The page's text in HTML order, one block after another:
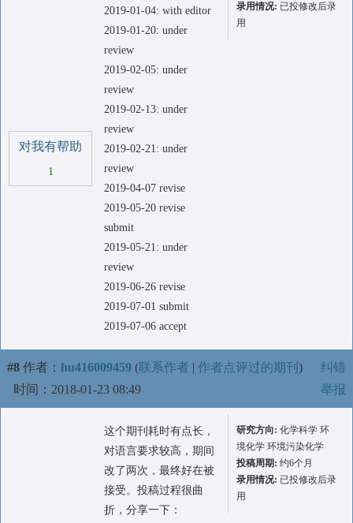
对我有帮助
1
2019-01-04: with editor
2019-01-20: under
review
2019-02-05: under
review
2019-02-13: under
review
2019-02-21: under
review
2019-04-07 revise
2019-05-20 revise
submit
2019-05-21: under
review
2019-06-26 revise
2019-07-01 submit
2019-07-06 accept
录用情况: 已投修改后录
用
#8 作者： hu416009459 (联系作者 | 作者点评过的期刊 )
时间：2018-01-23 08:49
纠错
举报
这个期刊耗时有点长，
对语言要求较高，期间
改了两次，最终好在被
接受。投稿过程很曲
折，分享一下：
研究方向: 化学科学 环
境化学 环境污染化学
投稿周期: 约6个月
录用情况: 已投修改后录
用